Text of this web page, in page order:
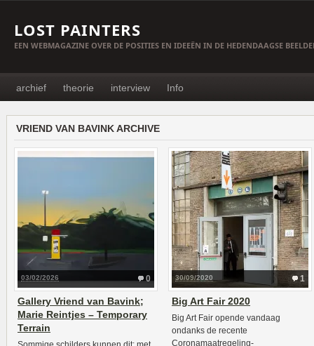
LOST PAINTERS
EEN WEBMAGAZINE OVER DE POSITIES EN IDEEËN IN DE HEDENDAAGSE
archief theorie interview Info
VRIEND VAN BAVINK ARCHIVE
0
03/02/2026
Gallery Vriend van Bavink;
Marie Reintjes – Temporary
Terrain
1
30/09/2020
Big Art Fair 2020
Big Art Fair opende vandaag
ondanks de recente
Coronamaatregeling-